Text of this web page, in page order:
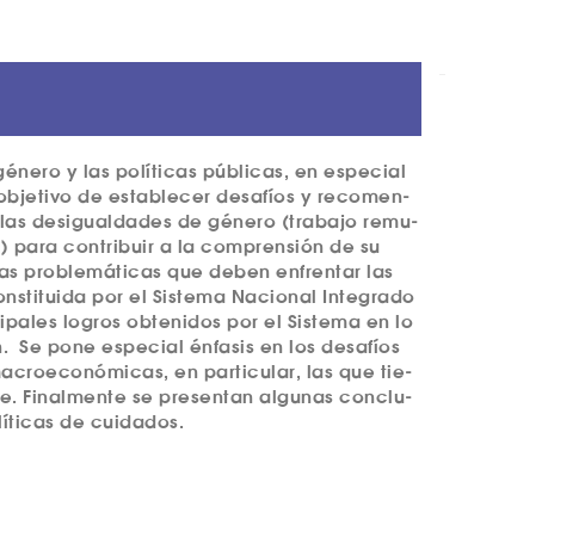
y las polí­ti­cas públi­cas, en espe­ci­al
de esta­ble­cer desa­fíos y reco­men­
desi­gual­da­des de géne­ro (tra­ba­jo remu­
con­tri­buir a la com­pren­sión de su
pro­ble­má­ti­cas que deben enfren­tar las
por el Sis­te­ma Naci­o­nal Inte­gra­do
logros obte­ni­dos por el Sis­te­ma en lo
Se pone espe­ci­al énfa­sis en los desa­fíos
en par­ti­cu­lar, las que tie­
Final­men­te se pre­sen­tan algu­nas con­clu­
de cuidados.